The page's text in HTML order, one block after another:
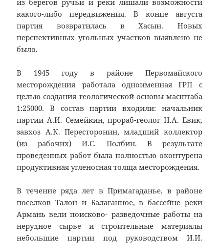
из берегов ручьи и реки лишали возможности
какого-либо передвижения. В конце августа
партия возвратилась в Хасын. Новых
перспективных угольных участков выявлено не
было.
В 1945 году в районе Первомайского
месторождения работала одноименная ГРП с
целью создания геологической основы масштаба
1:25000. В состав партии входили: начальник
партии А.И. Семейкин, прораб-геолог Н.А. Евик,
завхоз А.К. Пересторонин, младший коллектор
(из рабочих) И.С. Полбин. В результате
проведенных работ была полностью оконтурена
продуктивная угленосная толща месторождения.
В течение ряда лет в Примагаданье, в районе
поселков Талон и Балаганное, в бассейне реки
Армань вели поисково- разведочные работы на
нерудное сырье и строительные материалы
небольшие партии под руководством И.И.